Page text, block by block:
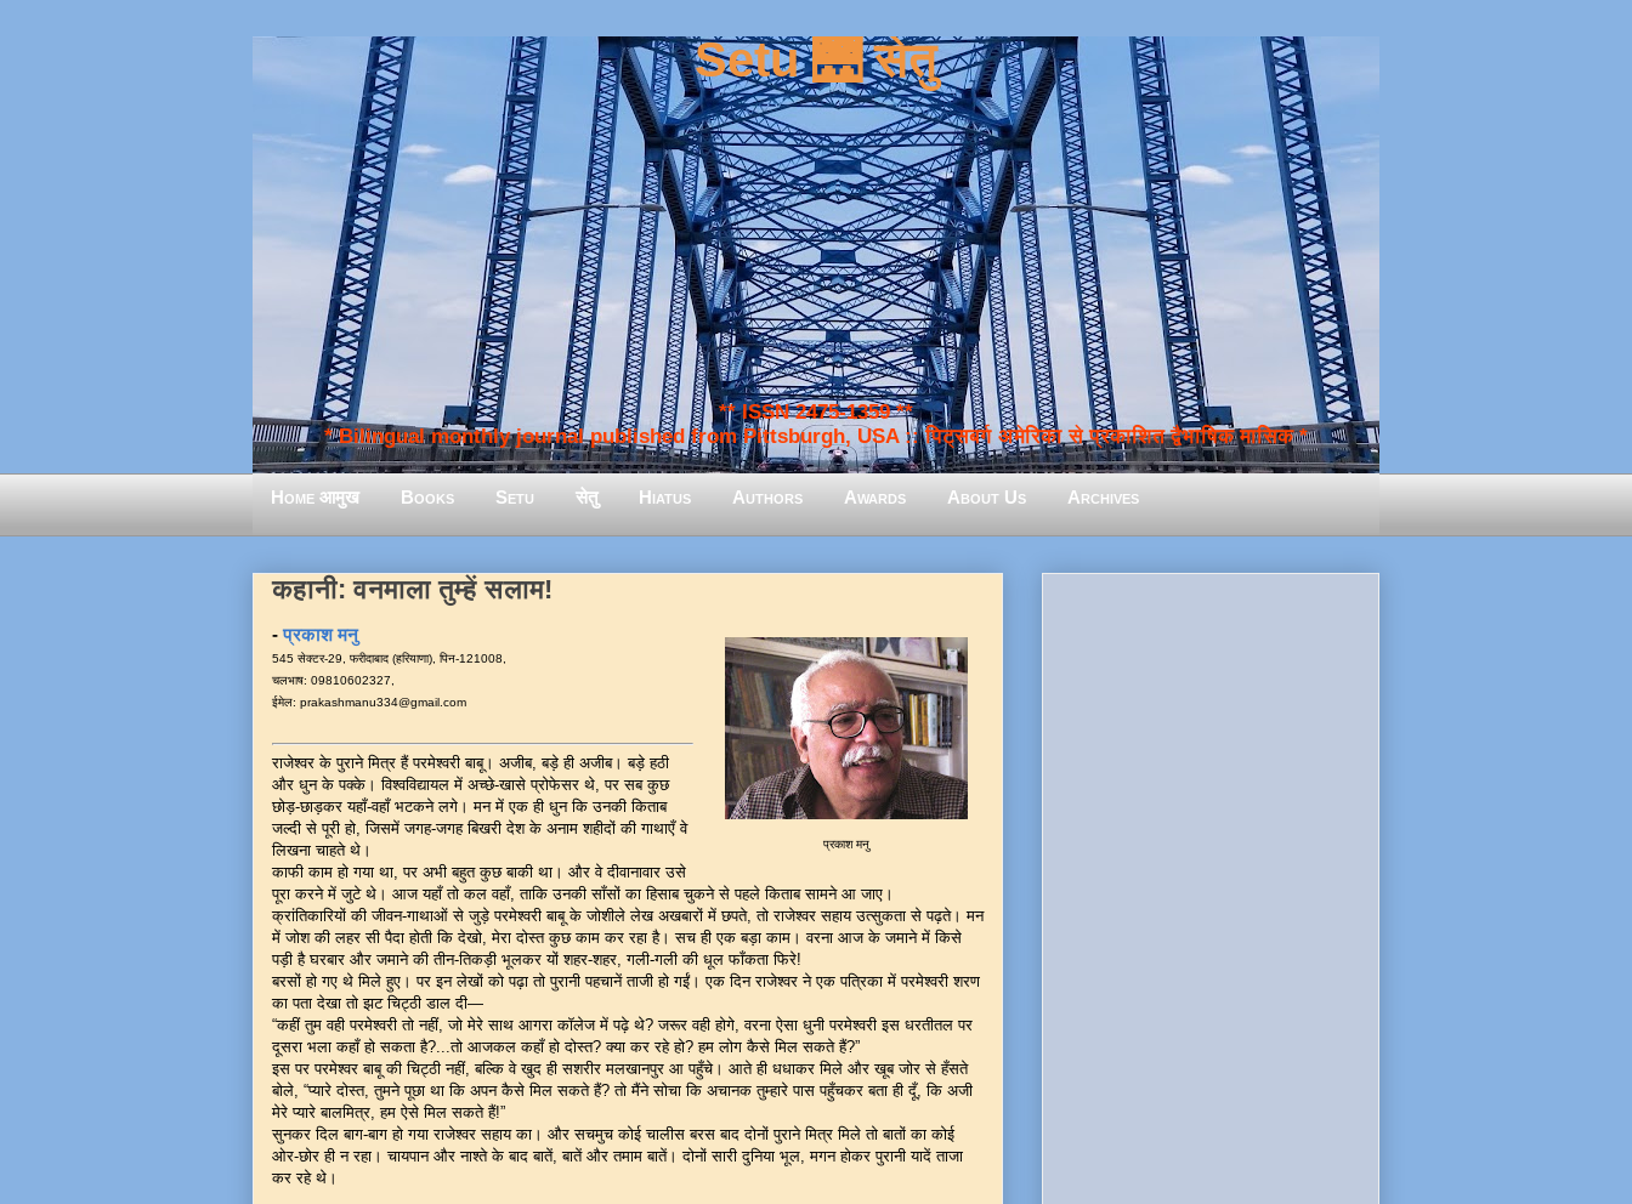
Setu 🌉 सेतु
** ISSN 2475-1359 **
* Bilingual monthly journal published from Pittsburgh, USA :: पिट्सबर्ग अमेरिका से प्रकाशित द्वैभाषिक मासिक *
Home आमुख Books Setu सेतु Hiatus Authors Awards About Us Archives
कहानी: वनमाला तुम्हें सलाम!
प्रकाश मनु
-प्रकाश मनु
545 सेक्टर-29, फरीदाबाद (हरियाणा), पिन-121008,
चलभाष: 09810602327,
ईमेल: prakashmanu334@gmail.com
राजेश्वर के पुराने मित्र हैं परमेश्वरी बाबू। अजीब, बड़े ही अजीब। बड़े हठी
और धुन के पक्के। विश्वविद्यायल में अच्छे-खासे प्रोफेसर थे, पर सब कुछ
छोड़-छाड़कर यहाँ-वहाँ भटकने लगे। मन में एक ही धुन कि उनकी किताब
जल्दी से पूरी हो, जिसमें जगह-जगह बिखरी देश के अनाम शहीदों की गाथाएँ वे
लिखना चाहते थे।
काफी काम हो गया था, पर अभी बहुत कुछ बाकी था। और वे दीवानावार उसे
पूरा करने में जुटे थे। आज यहाँ तो कल वहाँ, ताकि उनकी साँसों का हिसाब चुकने से पहले किताब सामने आ जाए।
क्रांतिकारियों की जीवन-गाथाओं से जुड़े परमेश्वरी बाबू के जोशीले लेख अखबारों में छपते, तो राजेश्वर सहाय उत्सुकता से पढ़ते। मन
में जोश की लहर सी पैदा होती कि देखो, मेरा दोस्त कुछ काम कर रहा है। सच ही एक बड़ा काम। वरना आज के जमाने में किसे
पड़ी है घरबार और जमाने की तीन-तिकड़ी भूलकर यों शहर-शहर, गली-गली की धूल फाँकता फिरे!
बरसों हो गए थे मिले हुए। पर इन लेखों को पढ़ा तो पुरानी पहचानें ताजी हो गईं। एक दिन राजेश्वर ने एक पत्रिका में परमेश्वरी शरण
का पता देखा तो झट चिट्ठी डाल दी—
“कहीं तुम वही परमेश्वरी तो नहीं, जो मेरे साथ आगरा कॉलेज में पढ़े थे? जरूर वही होगे, वरना ऐसा धुनी परमेश्वरी इस धरतीतल पर
दूसरा भला कहाँ हो सकता है?...तो आजकल कहाँ हो दोस्त? क्या कर रहे हो? हम लोग कैसे मिल सकते हैं?”
इस पर परमेश्वर बाबू की चिट्ठी नहीं, बल्कि वे खुद ही सशरीर मलखानपुर आ पहुँचे। आते ही धधाकर मिले और खूब जोर से हँसते
बोले, “प्यारे दोस्त, तुमने पूछा था कि अपन कैसे मिल सकते हैं? तो मैंने सोचा कि अचानक तुम्हारे पास पहुँचकर बता ही दूँ, कि अजी
मेरे प्यारे बालमित्र, हम ऐसे मिल सकते हैं!”
सुनकर दिल बाग-बाग हो गया राजेश्वर सहाय का। और सचमुच कोई चालीस बरस बाद दोनों पुराने मित्र मिले तो बातों का कोई
ओर-छोर ही न रहा। चायपान और नाश्ते के बाद बातें, बातें और तमाम बातें। दोनों सारी दुनिया भूल, मगन होकर पुरानी यादें ताजा
कर रहे थे।